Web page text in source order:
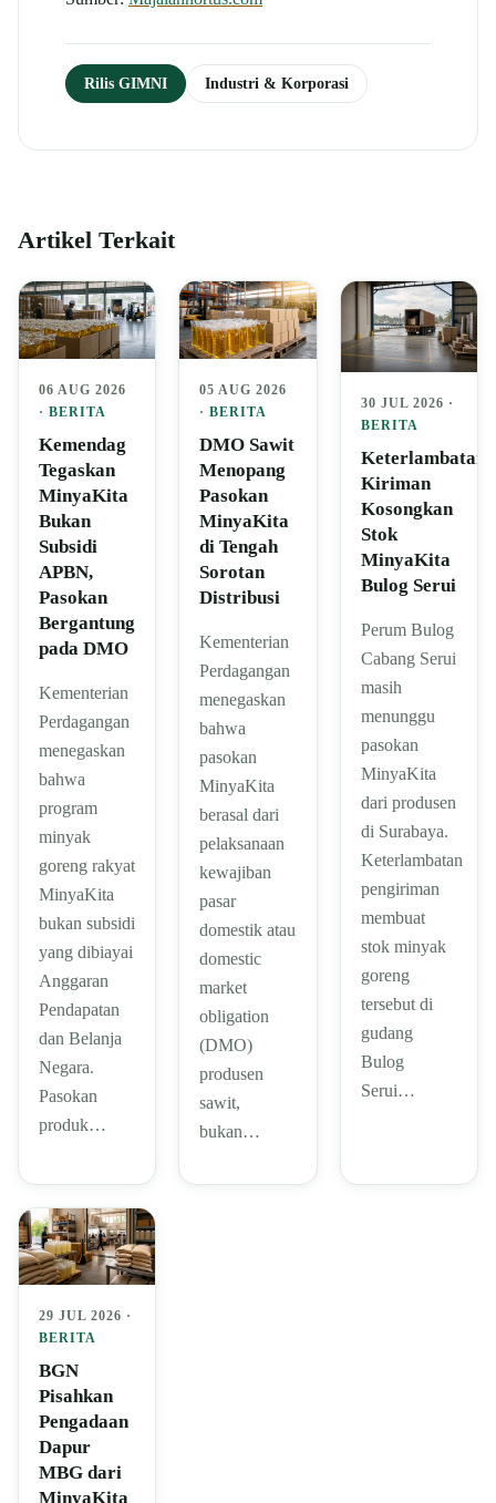
Rilis GIMNI Industri & Korporasi
Artikel Terkait
06 AUG 2026
· BERITA
Kemendag
Tegaskan
MinyaKita
Bukan
Subsidi
APBN,
Pasokan
Bergantung
pada DMO
Kementerian
Perdagangan
menegaskan
bahwa
program
minyak
goreng rakyat
MinyaKita
bukan subsidi
yang dibiayai
Anggaran
Pendapatan
dan Belanja
Negara.
Pasokan
produk…
05 AUG 2026
·BERITA
DMO Sawit
Menopang
Pasokan
MinyaKita
di Tengah
Sorotan
Distribusi
Kementerian
Perdagangan
menegaskan
bahwa
pasokan
MinyaKita
berasal dari
pelaksanaan
kewajiban
pasar
domestik atau
domestic
market
obligation
(DMO)
produsen
sawit,
bukan…
30 JUL 2026 ·
BERITA
Keterlambatan
Kiriman
Kosongkan
Stok
MinyaKita
Bulog Serui
Perum Bulog
Cabang Serui
masih
menunggu
pasokan
MinyaKita
dari produsen
di Surabaya.
Keterlambatan
pengiriman
membuat
stok minyak
goreng
tersebut di
gudang
Bulog
Serui…
29 JUL 2026 ·
BERITA
BGN
Pisahkan
Pengadaan
Dapur
MBG dari
MinyaKita